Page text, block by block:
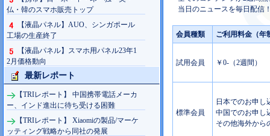
仏・韓のスマホ販売トップ
【液晶パネル】AUO、シンガポール
工場の生産終了
【液晶パネル】スマホ用パネル23年1
2月価格動向
最新レポート
【TRIレポート】 中国携帯電話メーカ
ー、インド進出に待ち受ける困難
【TRIレポート】 Xiaomiの製品/マーケ
ッティング戦略から同社の発展
当日のニュースを毎日配信
会員種類 ご利用料金（年
試用会員 ￥0-（2週間）
標準会員
日本でのお申し
中国でのお申し
その他海外から